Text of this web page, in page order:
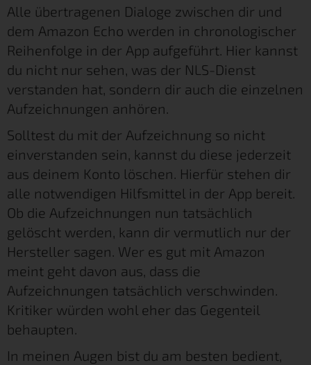
Alle übertragenen Dialoge zwischen dir und
dem Amazon Echo werden in chronologischer
Reihenfolge in der App aufgeführt. Hier kannst
du nicht nur sehen, was der NLS-Dienst
verstanden hat, sondern dir auch die einzelnen
Aufzeichnungen anhören.
Solltest du mit der Aufzeichnung so nicht
einverstanden sein, kannst du diese jederzeit
aus deinem Konto löschen. Hierfür stehen dir
alle notwendigen Hilfsmittel in der App bereit.
Ob die Aufzeichnungen nun tatsächlich
gelöscht werden, kann dir vermutlich nur der
Hersteller sagen. Wer es gut mit Amazon
meint geht davon aus, dass die
Aufzeichnungen tatsächlich verschwinden.
Kritiker würden wohl eher das Gegenteil
behaupten.
In meinen Augen bist du am besten bedient,